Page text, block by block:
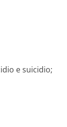
e suicidio;